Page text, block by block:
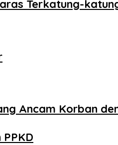
Terkatung-
Ancam Korban